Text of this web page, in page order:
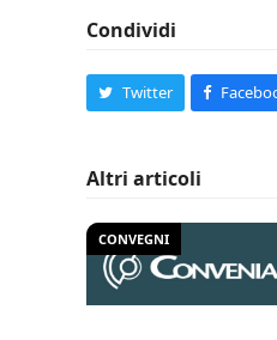
Condividi
Twitter
Altri articoli
CONVEGNI